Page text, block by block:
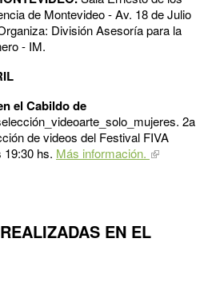
de Montevideo - Av. 18 de Julio
División Asesoría para la
- IM.
el Cabildo de
2a
de videos del Festival FIVA
19:30 hs. Más información.
EN EL